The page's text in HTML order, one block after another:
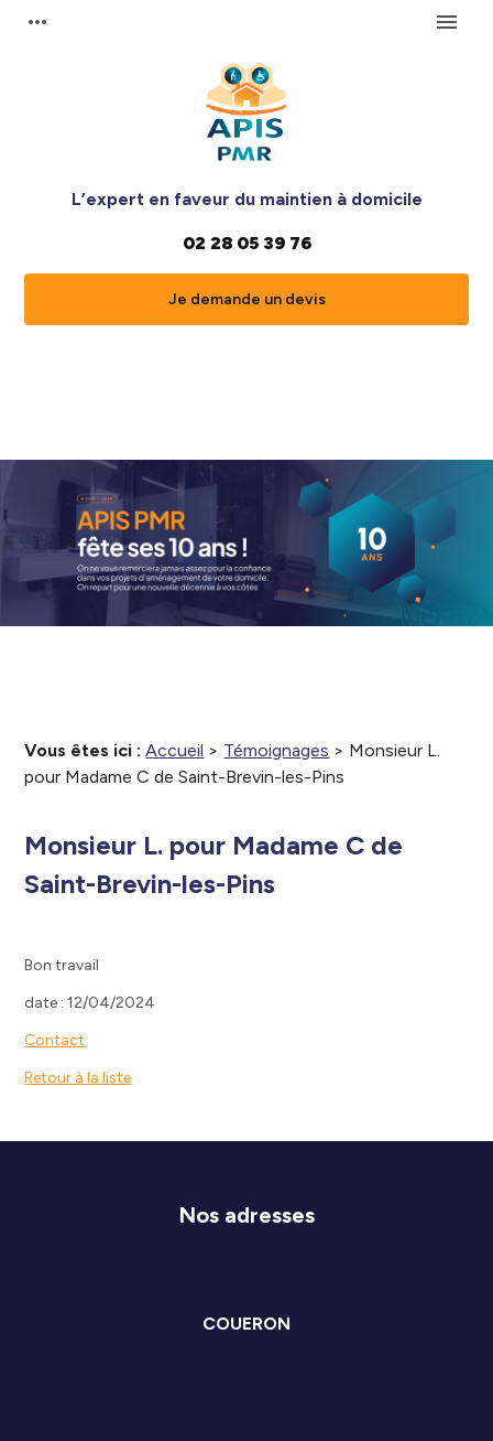
more_horiz menu
L’expert en faveur du maintien à domicile
02 28 05 39 76
Je demande un devis
Vous êtes ici :Accueil > Témoignages > Monsieur L.
pour Madame C de Saint-Brevin-les-Pins
Monsieur L. pour Madame C de
Saint-Brevin-les-Pins
Bon travail
date : 12/04/2024
Contact
Retour à la liste
Nos adresses
COUERON